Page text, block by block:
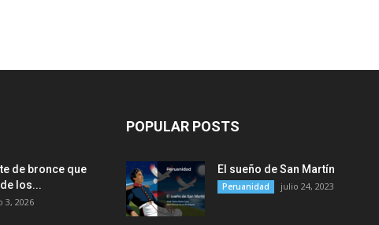
de bronce que
los...
3, 2026
POPULAR POSTS
El sueño de San Martín
Peruanidad julio 24, 2023